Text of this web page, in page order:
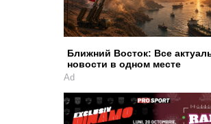
Ближний Восток: Все
новости в одном месте
Ad